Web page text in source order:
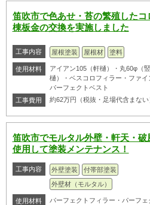
笛吹市で色あせ・苔の繁殖した
棟板金の交換を実施しました
工事内容 屋根塗装 屋根材 塗料
使用材料
アイアン105（軒樋）・丸60φ（竪
樋）・ベスコロフィラー・ファイ
パーフェクトベスト
工事費用
約62万円（税抜・足場代含まない
笛吹市でモルタル外壁・軒天・
使用して塗装メンテナンス！
工事内容 外壁塗装
付帯部塗装
外壁材（モルタル）
使用材料
パーフェクトフィラー・パーフェ